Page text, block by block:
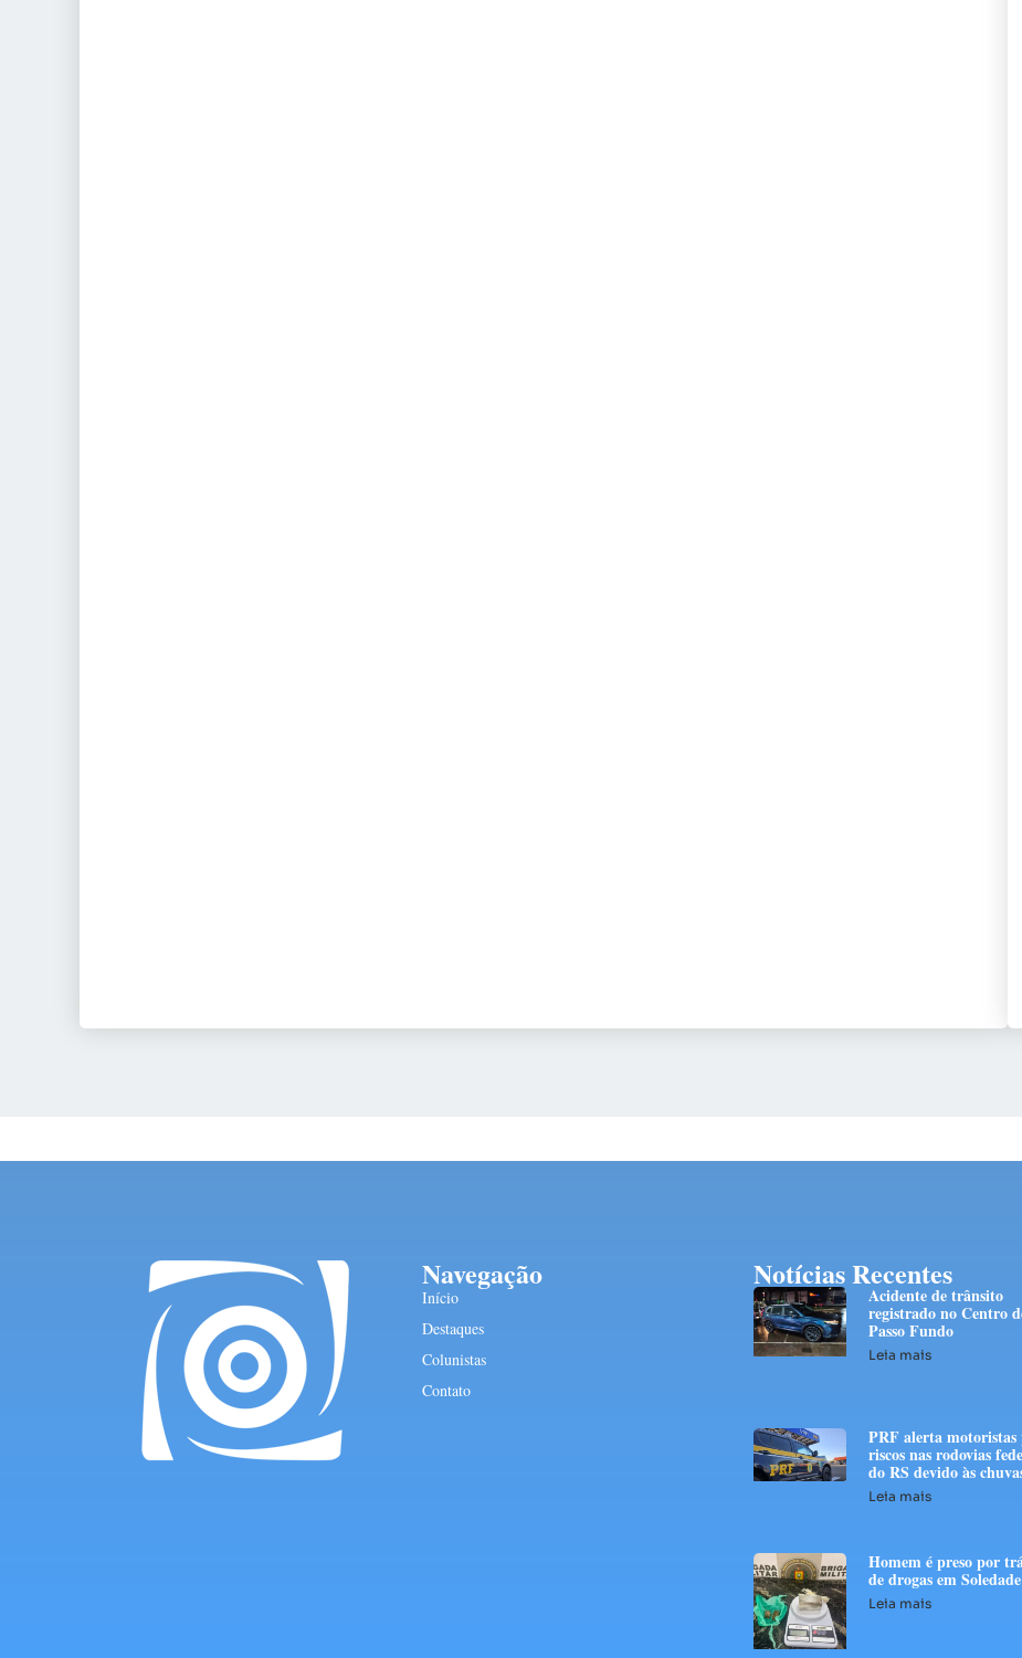
Navegação
Início
Destaques
Colunistas
Contato
Notícias Recentes
Acidente de trânsito
registrado no Centro
Passo Fundo
Leia mais
PRF alerta motoristas
riscos nas rodovias
do RS devido às
Leia mais
Homem é preso por
de drogas em Soledade
Leia mais